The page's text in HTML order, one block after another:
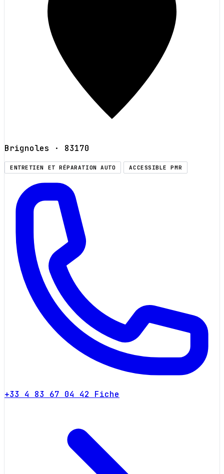
Brignoles · 83170
ENTRETIEN ET RÉPARATION AUTO ACCESSIBLE PMR
+33 4 83 67 04 42 Fiche